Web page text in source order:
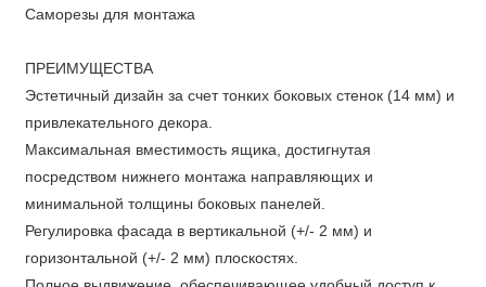
Саморезы для монтажа
ПРЕИМУЩЕСТВА
Эстетичный дизайн за счет тонких боковых стенок (14 мм) и
привлекательного декора.
Максимальная вместимость ящика, достигнутая
посредством нижнего монтажа направляющих и
минимальной толщины боковых панелей.
Регулировка фасада в вертикальной (+/- 2 мм) и
горизонтальной (+/- 2 мм) плоскостях.